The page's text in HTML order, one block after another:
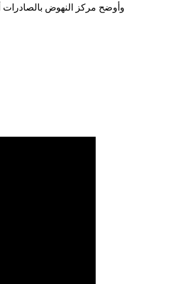
وأوضح مركز النهوض بالصادرات